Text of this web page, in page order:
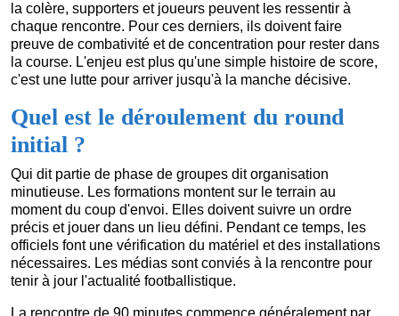
la colère, supporters et joueurs peuvent les ressentir à
chaque rencontre. Pour ces derniers, ils doivent faire
preuve de combativité et de concentration pour rester dans
la course. L'enjeu est plus qu'une simple histoire de score,
c'est une lutte pour arriver jusqu'à la manche décisive.
Quel est le déroulement du round
initial ?
Qui dit partie de phase de groupes dit organisation
minutieuse. Les formations montent sur le terrain au
moment du coup d'envoi. Elles doivent suivre un ordre
précis et jouer dans un lieu défini. Pendant ce temps, les
officiels font une vérification du matériel et des installations
nécessaires. Les médias sont conviés à la rencontre pour
tenir à jour l'actualité footballistique.